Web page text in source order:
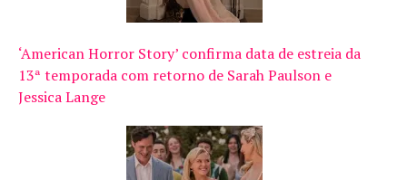
‘American Horror Story’ confirma data de estreia da
13ª temporada com retorno de Sarah Paulson e
Jessica Lange